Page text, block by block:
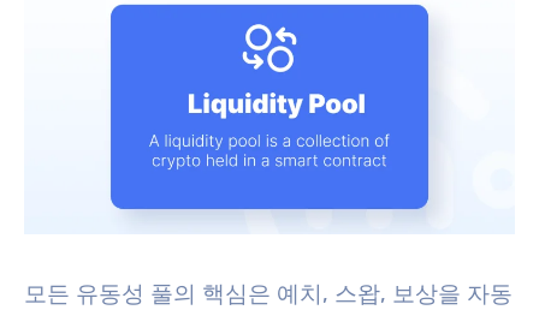
모든 유동성 풀의 핵심은 예치, 스왑, 보상을 자동